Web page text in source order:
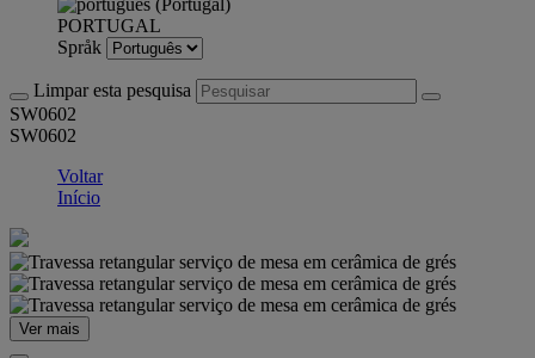
PORTUGAL
Språk
Limpar esta pesquisa
SW0602
SW0602
Voltar
Início
Ver mais